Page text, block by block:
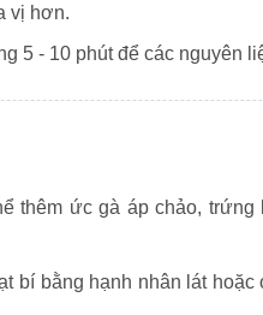
vị hơn.
5 - 10 phút để các nguyên
thêm ức gà áp chảo, trứng
bí bằng hạnh nhân lát